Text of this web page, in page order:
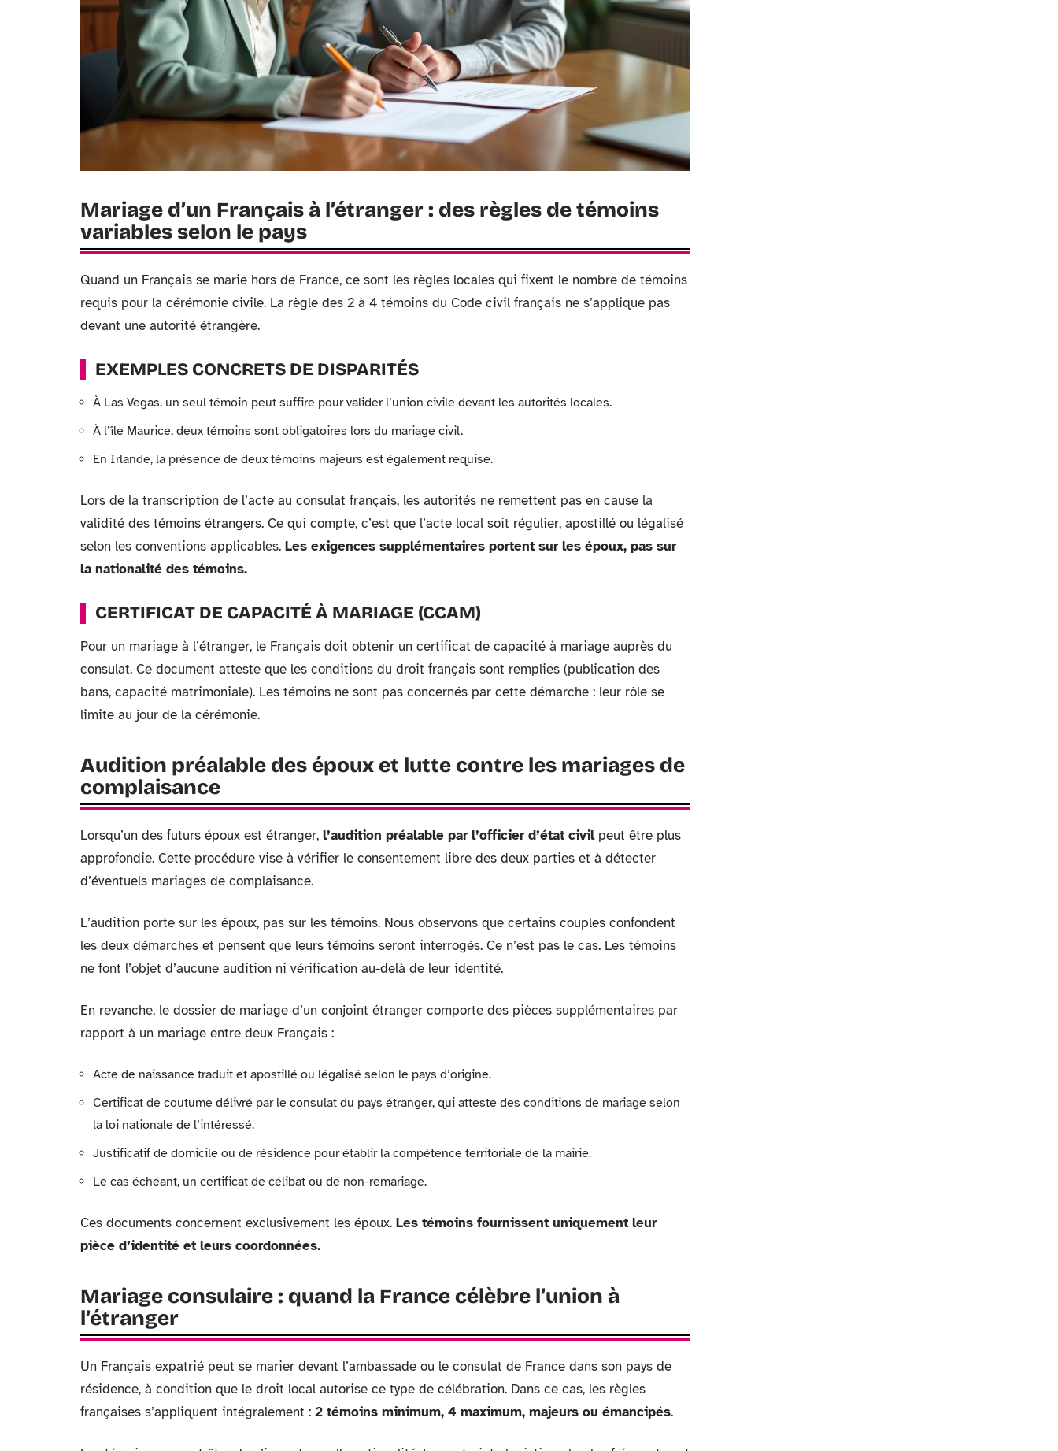
Mariage d’un Français à l’étranger : des règles de témoins
variables selon le pays
Quand un Français se marie hors de France, ce sont les règles locales qui fixent le nombre de témoins
requis pour la cérémonie civile. La règle des 2 à 4 témoins du Code civil français ne s’applique pas
devant une autorité étrangère.
EXEMPLES CONCRETS DE DISPARITÉS
À Las Vegas, un seul témoin peut suffire pour valider l’union civile devant les autorités locales.
À l’île Maurice, deux témoins sont obligatoires lors du mariage civil.
En Irlande, la présence de deux témoins majeurs est également requise.
Lors de la transcription de l’acte au consulat français, les autorités ne remettent pas en cause la
validité des témoins étrangers. Ce qui compte, c’est que l’acte local soit régulier, apostillé ou légalisé
selon les conventions applicables. Les exigences supplémentaires portent sur les époux, pas sur
la nationalité des témoins.
CERTIFICAT DE CAPACITÉ À MARIAGE (CCAM)
Pour un mariage à l’étranger, le Français doit obtenir un certificat de capacité à mariage auprès du
consulat. Ce document atteste que les conditions du droit français sont remplies (publication des
bans, capacité matrimoniale). Les témoins ne sont pas concernés par cette démarche : leur rôle se
limite au jour de la cérémonie.
Audition préalable des époux et lutte contre les mariages de
complaisance
Lorsqu’un des futurs époux est étranger, l’audition préalable par l’officier d’état civilpeut être plus
approfondie. Cette procédure vise à vérifier le consentement libre des deux parties et à détecter
d’éventuels mariages de complaisance.
L’audition porte sur les époux, pas sur les témoins. Nous observons que certains couples confondent
les deux démarches et pensent que leurs témoins seront interrogés. Ce n’est pas le cas. Les témoins
ne font l’objet d’aucune audition ni vérification au-delà de leur identité.
En revanche, le dossier de mariage d’un conjoint étranger comporte des pièces supplémentaires par
rapport à un mariage entre deux Français :
Acte de naissance traduit et apostillé ou légalisé selon le pays d’origine.
Certificat de coutume délivré par le consulat du pays étranger, qui atteste des conditions de mariage selon
la loi nationale de l’intéressé.
Justificatif de domicile ou de résidence pour établir la compétence territoriale de la mairie.
Le cas échéant, un certificat de célibat ou de non-remariage.
Ces documents concernent exclusivement les époux. Les témoins fournissent uniquement leur
pièce d’identité et leurs coordonnées.
Mariage consulaire : quand la France célèbre l’union à
l’étranger
Un Français expatrié peut se marier devant l’ambassade ou le consulat de France dans son pays de
résidence, à condition que le droit local autorise ce type de célébration. Dans ce cas, les règles
françaises s’appliquent intégralement : 2 témoins minimum, 4 maximum, majeurs ou émancipés.